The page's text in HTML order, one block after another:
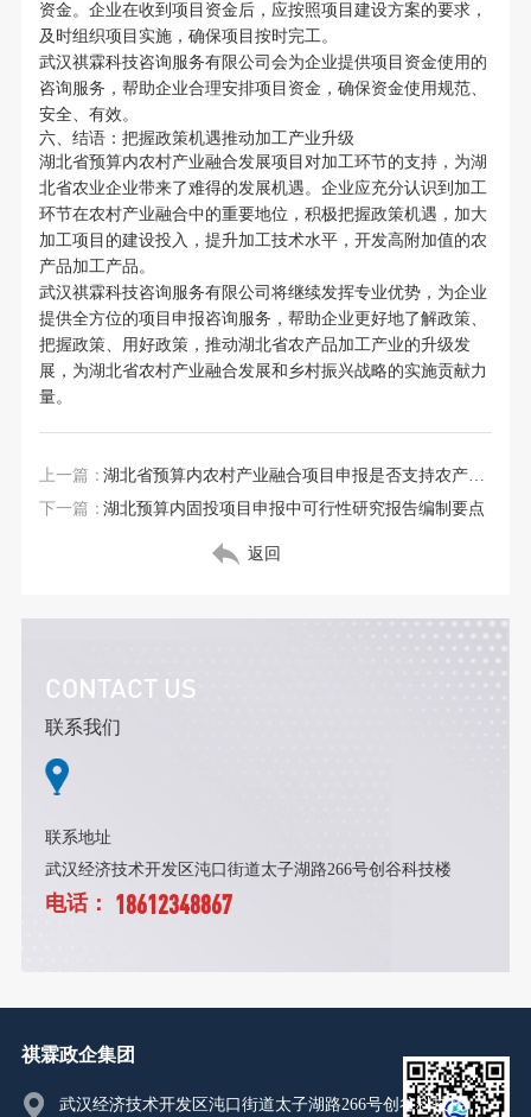
资金。企业在收到项目资金后，应按照项目建设方案的要求，
及时组织项目实施，确保项目按时完工。
武汉祺霖科技咨询服务有限公司会为企业提供项目资金使用的
咨询服务，帮助企业合理安排项目资金，确保资金使用规范、
安全、有效。
六、结语：把握政策机遇推动加工产业升级
湖北省预算内农村产业融合发展项目对加工环节的支持，为湖
北省农业企业带来了难得的发展机遇。企业应充分认识到加工
环节在农村产业融合中的重要地位，积极把握政策机遇，加大
加工项目的建设投入，提升加工技术水平，开发高附加值的农
产品加工产品。
武汉祺霖科技咨询服务有限公司将继续发挥专业优势，为企业
提供全方位的项目申报咨询服务，帮助企业更好地了解政策、
把握政策、用好政策，推动湖北省农产品加工产业的升级发
展，为湖北省农村产业融合发展和乡村振兴战略的实施贡献力
量。
上一篇：
湖北省预算内农村产业融合项目申报是否支持农产品加工
下一篇：湖北预算内固投项目申报中可行性研究报告编制要点
返回
CONTACT US
联系我们
联系地址
武汉经济技术开发区沌口街道太子湖路266号创谷科技楼
电话： 18612348867
祺霖政企集团
武汉经济技术开发区沌口街道太子湖路266号创谷科技楼